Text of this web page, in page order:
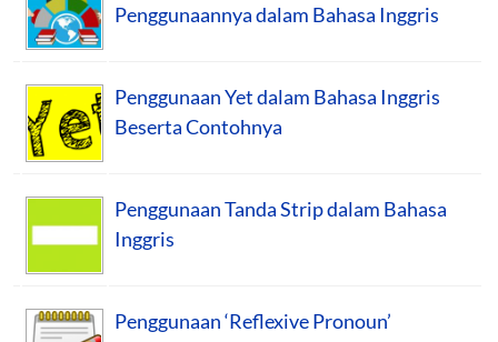
Penggunaannya dalam Bahasa Inggris
Penggunaan Yet dalam Bahasa Inggris
Beserta Contohnya
Penggunaan Tanda Strip dalam Bahasa
Inggris
Penggunaan ‘Reflexive Pronoun’